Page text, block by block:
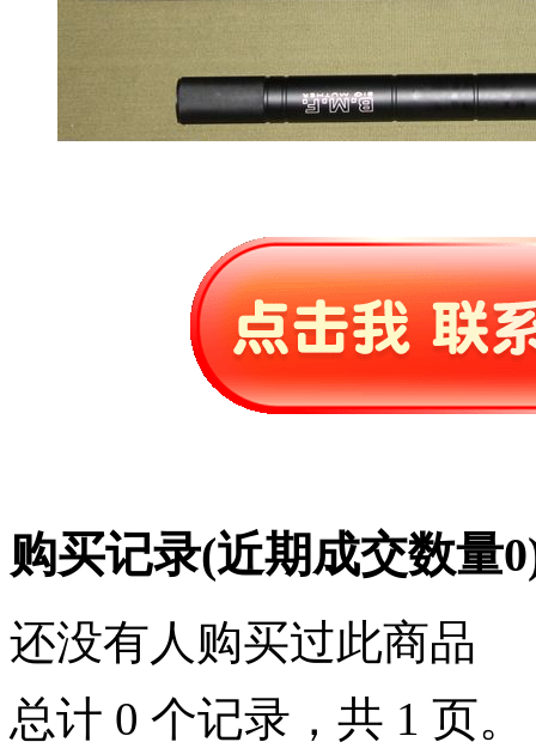
购买记录(近期成交数量0
还没有人购买过此商品
总计 0 个记录，共 1 页。